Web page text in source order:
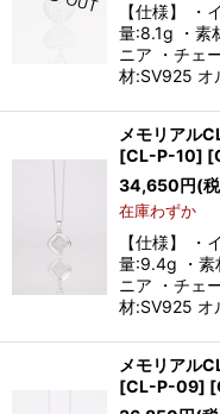
【仕様】
量:8.1g ・素
ニア ・チェ
材:SV925 オ
メモリアル
[CL-P-10] [
34,650円(
在庫わずか
【仕様】
量:9.4g ・素
ニア ・チェ
材:SV925 オ
メモリアル
[CL-P-09] [